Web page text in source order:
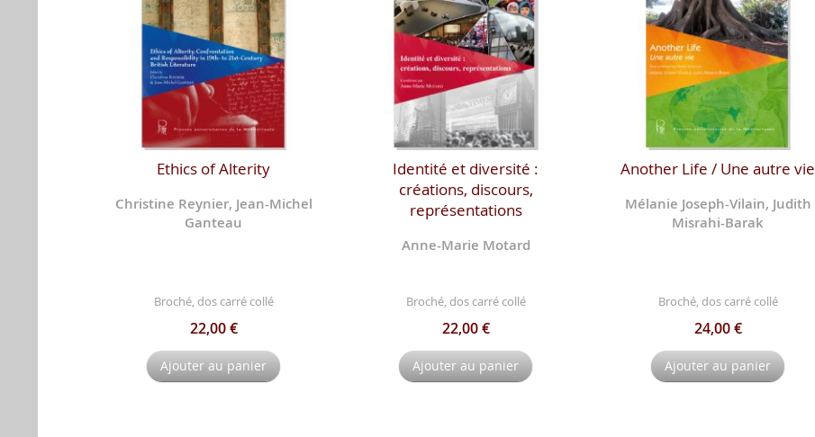
Ethics of Alterity
Christine Reynier, Jean-Michel
Ganteau
Broché, dos carré collé
22,00 €
Ajouter au panier
Identité et diversité :
créations, discours,
représentations
Anne-Marie Motard
Broché, dos carré collé
22,00 €
Ajouter au panier
Another Life / Une autre vie
Mélanie Joseph-Vilain, Judith
Misrahi-Barak
Broché, dos carré collé
24,00 €
Ajouter au panier